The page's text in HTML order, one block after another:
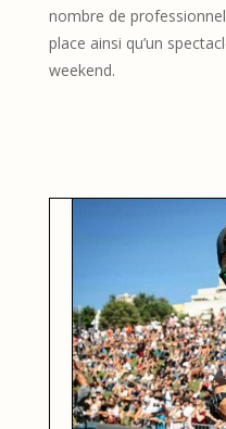
nombre de
place ainsi qu’un
weekend.